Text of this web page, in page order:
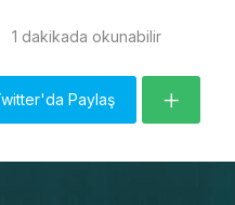
1 dakikada okunabilir
Paylaş